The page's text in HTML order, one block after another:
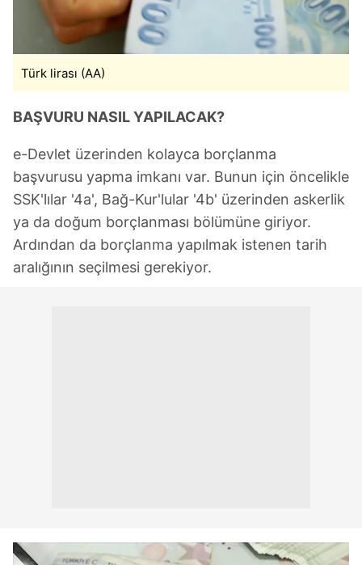
Türk lirası (AA)
BAŞVURU NASIL YAPILACAK?
e-Devlet üzerinden kolayca borçlanma
başvurusu yapma imkanı var. Bunun için öncelikle
SSK'lılar '4a', Bağ-Kur'lular '4b' üzerinden askerlik
ya da doğum borçlanması bölümüne giriyor.
Ardından da borçlanma yapılmak istenen tarih
aralığının seçilmesi gerekiyor.